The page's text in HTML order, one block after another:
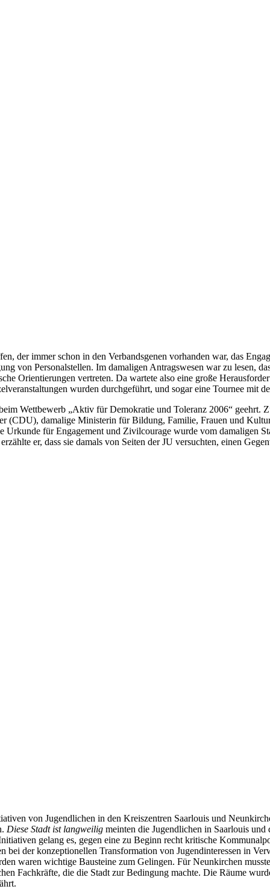
der immer schon in den Verbandsgenen vorhanden war, das
von Personalstellen. Im damaligen Antragswesen war zu lesen,
Orientierungen vertreten. Da wartete also eine große
wurden durchgeführt, und sogar eine Tournee mit
Wettbewerb „Aktiv für Demokratie und Toleranz 2006“
(CDU), damalige Ministerin für Bildung, Familie, Frauen und
Urkunde für Engagement und Zivilcourage wurde vom damaligen
er, dass sie damals von Seiten der JU versuchten, einen
von Jugendlichen in den Kreiszentren Saarlouis und
Diese Stadt ist langweilig meinten die Jugendlichen in Saarlouis
gelang es, gegen eine zu Beginn recht kritische
bei der konzeptionellen Transformation von Jugendinteressen in
waren wichtige Bausteine zum Gelingen. Für Neunkirchen
Fachkräfte, die die Stadt zur Bedingung machte. Die Räume